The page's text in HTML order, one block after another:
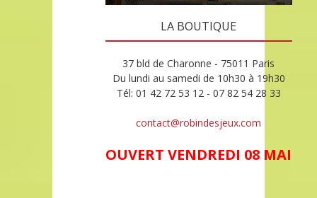
LA BOUTIQUE
37 bld de Charonne - 75011 Paris
Du lundi au samedi de 10h30 à 19h30
Tél: 01 42 72 53 12 - 07 82 54 28 33
contact@robindesjeux.com
OUVERT VENDREDI 08 MAI